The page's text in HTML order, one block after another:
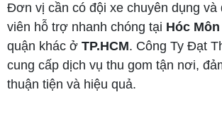
Đơn vị cần có đội xe chuyên dụng và
viên hỗ trợ nhanh chóng tại Hóc Môn
quận khác ở TP.HCM. Công Ty Đạt
cung cấp dịch vụ thu gom tận nơi,
thuận tiện và hiệu quả.